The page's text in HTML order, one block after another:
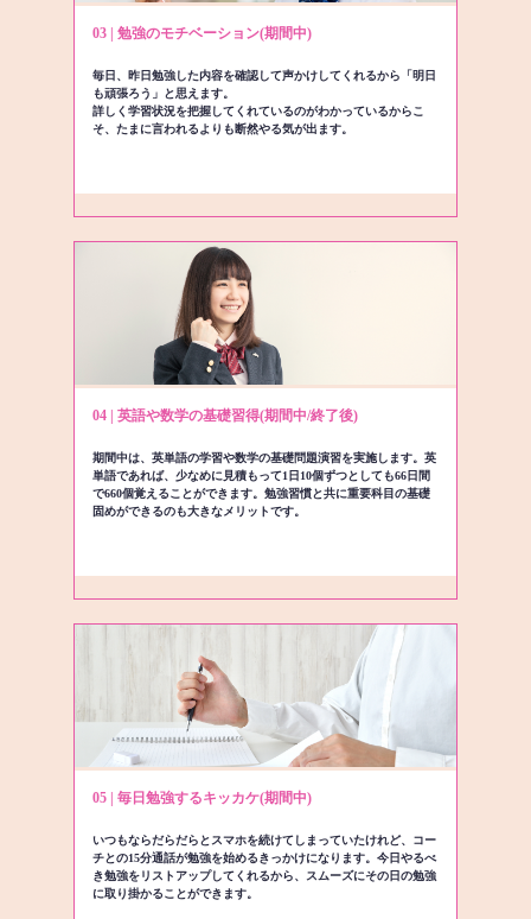
03 | 勉強のモチベーション(期間中)
毎日、昨日勉強した内容を確認して声かけしてくれるから「明日
も頑張ろう」と思えます。
詳しく学習状況を把握してくれているのがわかっているからこ
そ、たまに言われるよりも断然やる気が出ます。
04 | 英語や数学の基礎習得(期間中/終了後)
期間中は、英単語の学習や数学の基礎問題演習を実施します。英
単語であれば、少なめに見積もって1日10個ずつとしても66日間
で660個覚えることができます。勉強習慣と共に重要科目の基礎
固めができるのも大きなメリットです。
05 | 毎日勉強するキッカケ(期間中)
いつもならだらだらとスマホを続けてしまっていたけれど、コー
チとの15分通話が勉強を始めるきっかけになります。今日やるべ
き勉強をリストアップしてくれるから、スムーズにその日の勉強
に取り掛かることができます。